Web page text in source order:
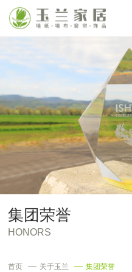
集团荣誉
HONORS
首页 关于玉兰 集团荣誉